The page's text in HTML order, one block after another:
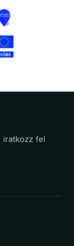
iratkozz fel